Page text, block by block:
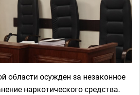
области осужден за незаконное
наркотического средства.